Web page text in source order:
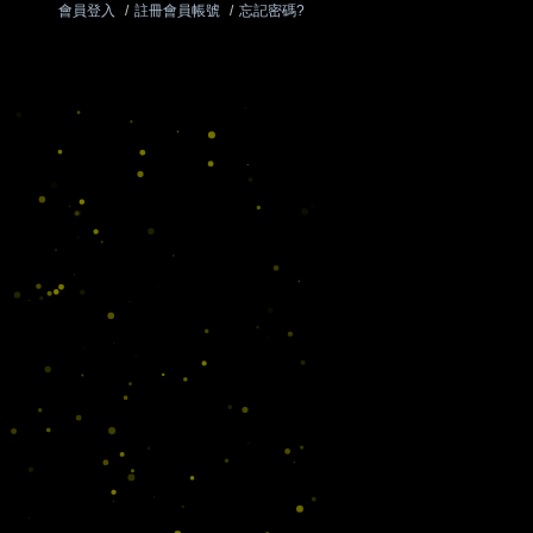
會員登入 / 註冊會員帳號 / 忘記密碼?